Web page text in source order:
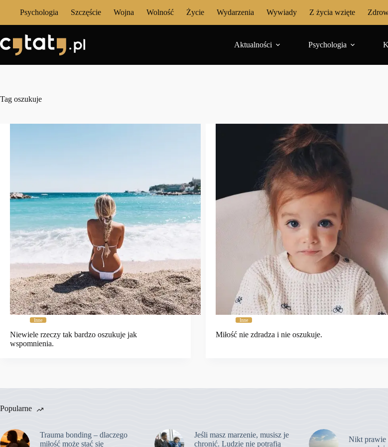
Psychologia Szczęście Wojna Wolność Życie Wydarzenia Wywiady Z życia wzięte
Aktualności Psychologia
Tag oszukuje
Inne
Niewiele rzeczy tak bardzo oszukuje jak
wspomnienia.
Inne
Miłość nie zdradza i nie oszukuje.
Popularne
Trauma bonding – dlaczego
miłość może stać się
Jeśli masz marzenie, musisz je
chronić. Ludzie nie potrafią
Nikt prawie